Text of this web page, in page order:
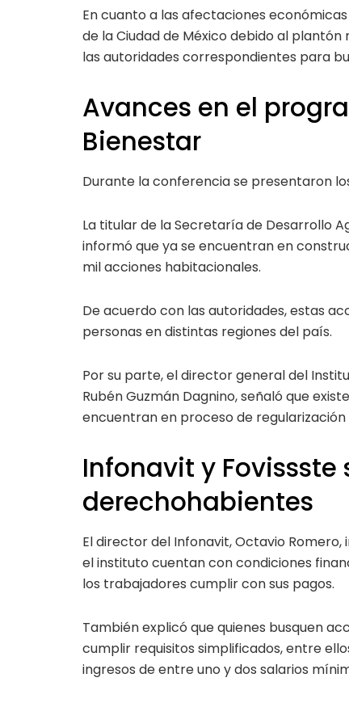
En cuanto a las afectaciones
de la Ciudad de México debido al
las autoridades correspondientes para
Avances en el
Bienestar
Durante la conferencia se presentaron
La titular de la Secretaría de Desarrollo
informó que ya se encuentran en
mil acciones habitacionales.
De acuerdo con las autoridades, estas
personas en distintas regiones del país.
Por su parte, el director general del
Rubén Guzmán Dagnino, señaló que
encuentran en proceso de regularización
Infonavit y
derechohabientes
El director del Infonavit, Octavio
el instituto cuentan con condiciones
los trabajadores cumplir con sus pagos.
También explicó que quienes busquen
cumplir requisitos simplificados, entre
ingresos de entre uno y dos salarios